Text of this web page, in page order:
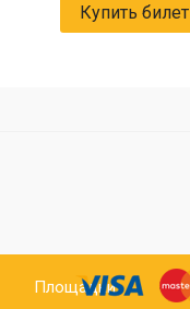
Купить билет
Площадки